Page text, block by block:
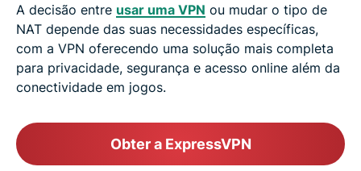
A decisão entre usar uma VPN ou mudar o tipo de
NAT depende das suas necessidades específicas,
com a VPN oferecendo uma solução mais completa
para privacidade, segurança e acesso online além da
conectividade em jogos.
Obter a ExpressVPN